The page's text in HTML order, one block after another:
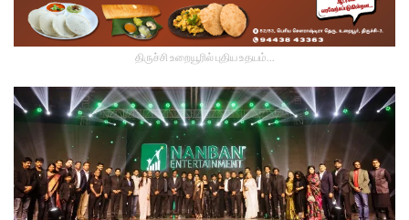
திருச்சி உறையூரில் புதிய உதயம்...